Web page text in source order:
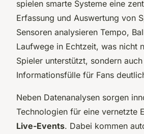
spielen smarte Systeme eine
Erfassung und Auswertung von
Sensoren analysieren Tempo,
Laufwege in Echtzeit, was nicht
Spieler unterstützt, sondern
Informationsfülle für Fans
Neben Datenanalysen sorgen
Technologien für eine vernetzte
Live-Events. Dabei kommen